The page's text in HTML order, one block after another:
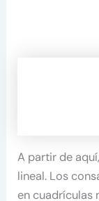
A partir de
lineal. Los
en cuadrículas